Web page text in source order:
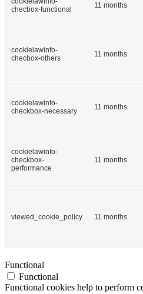
checbox-functional
11 months
cookielawinfo-
checbox-others
11 months
cookielawinfo-
checkbox-necessary
11 months
cookielawinfo-
checkbox-
performance
11 months
viewed_cookie_policy 11 months
Functional
Functional
Functional cookies help to perform